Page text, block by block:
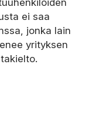
ei saa
jonka lain
yrityksen